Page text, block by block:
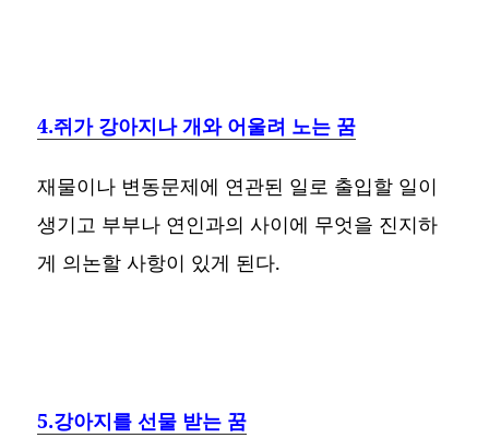
4.쥐가 강아지나 개와 어울려 노는 꿈
재물이나 변동문제에 연관된 일로 출입할 일이
생기고 부부나 연인과의 사이에 무엇을 진지하
게 의논할 사항이 있게 된다.
5.강아지를 선물 받는 꿈